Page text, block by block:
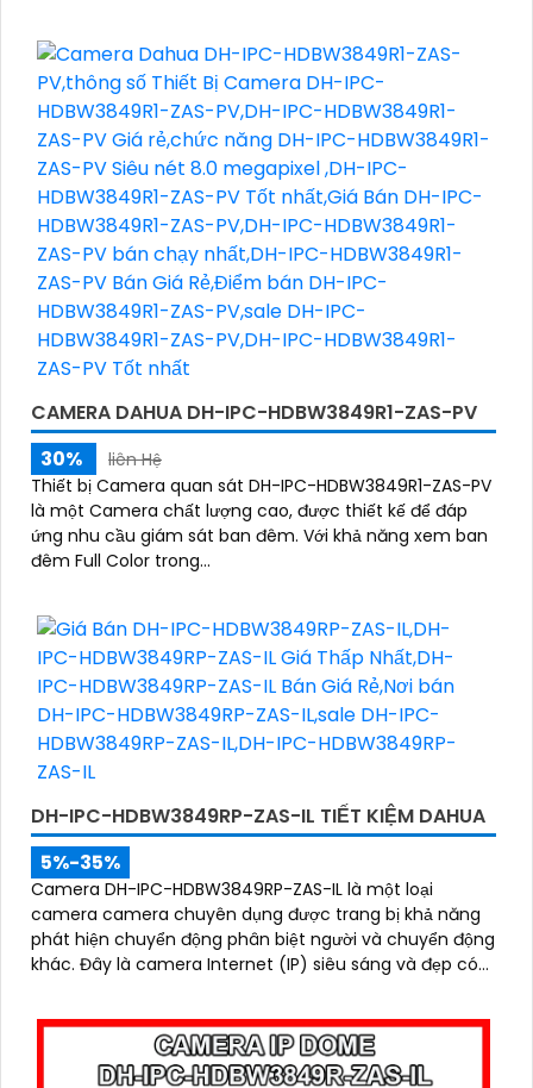
CAMERA DAHUA DH-IPC-HDBW3849R1-ZAS-PV
30%
liên Hệ
Thiết bị Camera quan sát DH-IPC-HDBW3849R1-ZAS-PV
là một Camera chất lượng cao, được thiết kế để đáp
ứng nhu cầu giám sát ban đêm. Với khả năng xem ban
đêm Full Color trong...
DH-IPC-HDBW3849RP-ZAS-IL TIẾT KIỆM DAHUA
5%-35%
Camera DH-IPC-HDBW3849RP-ZAS-IL là một loại
camera camera chuyên dụng được trang bị khả năng
phát hiện chuyển động phân biệt người và chuyển động
khác. Đây là camera Internet (IP) siêu sáng và đẹp có